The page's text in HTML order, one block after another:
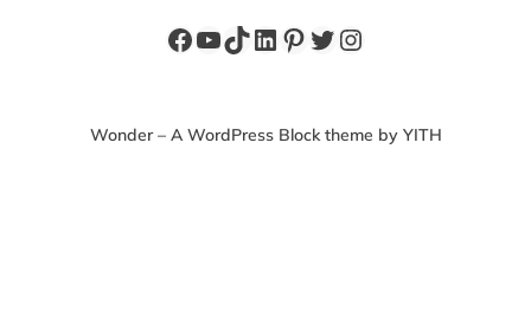
Facebook
YouTube
TikTok
LinkedIn
Pinterest
X Instagram
Wonder – A WordPress Block theme by YITH